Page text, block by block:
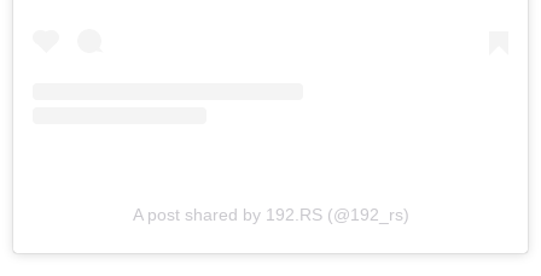
A post shared by 192.RS (@192_rs)